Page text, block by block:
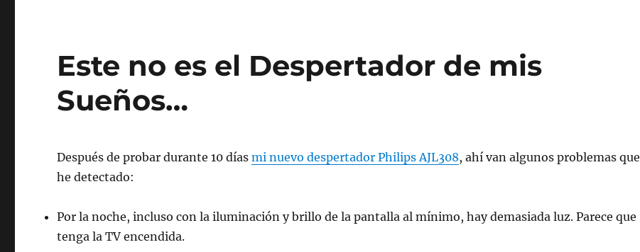
Este no es el Despertador de mis
Sueños…
Después de probar durante 10 díasmi nuevo despertador Philips AJL308, ahí van algunos problemas que
he detectado:
Por la noche, incluso con la iluminación y brillo de la pantalla al mínimo, hay demasiada luz. Parece que
tenga la TV encendida.